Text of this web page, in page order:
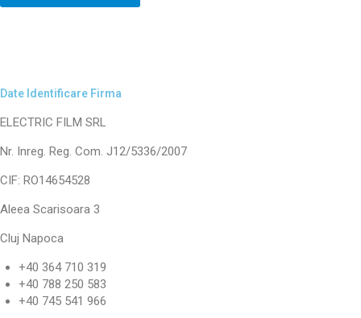
Date Identificare Firma
ELECTRIC FILM SRL
Nr. Inreg. Reg. Com. J12/5336/2007
CIF: RO14654528
Aleea Scarisoara 3
Cluj Napoca
+40 364 710 319
+40 788 250 583
+40 745 541 966